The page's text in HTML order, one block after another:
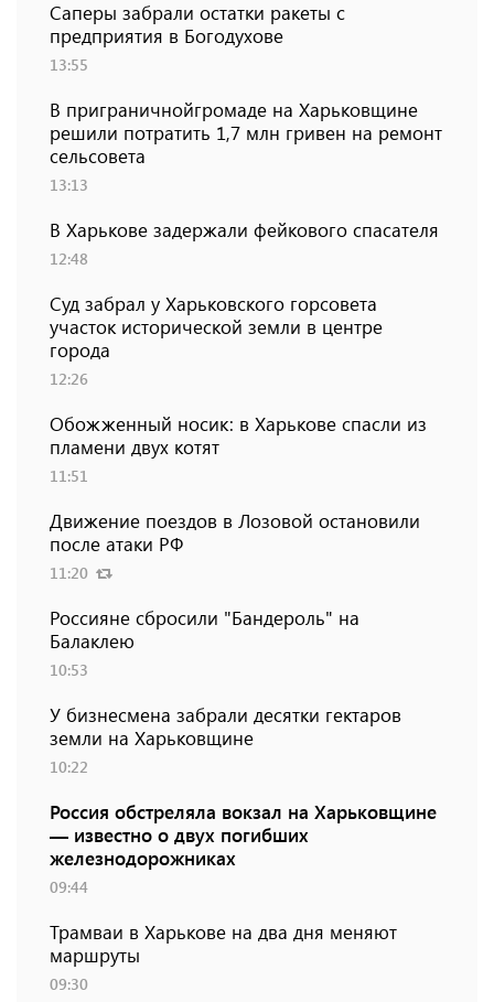
Саперы забрали остатки ракеты с
предприятия в Богодухове
13:55
В приграничнойгромаде на Харьковщине
решили потратить 1,7 млн ​​гривен на ремонт
сельсовета
13:13
В Харькове задержали фейкового спасателя
12:48
Суд забрал у Харьковского горсовета
участок исторической земли в центре
города
12:26
Обожженный носик: в Харькове спасли из
пламени двух котят
11:51
Движение поездов в Лозовой остановили
после атаки РФ
11:20
Россияне сбросили "Бандероль" на
Балаклею
10:53
У бизнесмена забрали десятки гектаров
земли на Харьковщине
10:22
Россия обстреляла вокзал на Харьковщине
— известно о двух погибших
железнодорожниках
09:44
Трамваи в Харькове на два дня меняют
маршруты
09:30